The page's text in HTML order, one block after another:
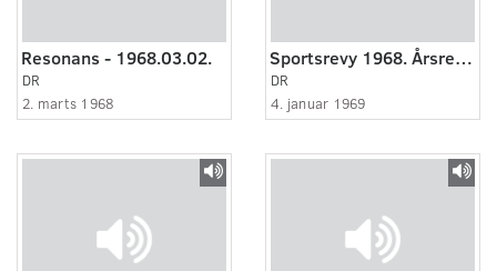
Resonans - 1968.03.02.
DR
2. marts 1968
Sportsrevy 1968. Årsrevy 1968.
DR
4. januar 1969